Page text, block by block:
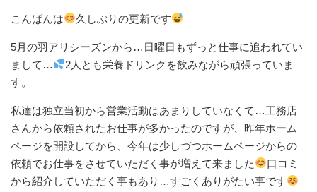
こんばんは 久しぶりの更新です
5月の羽アリシーズンから…日曜日もずっと仕事に追われてい
まして…
2人とも栄養ドリンクを飲みながら頑張っていま
す。
私達は独立当初から営業活動はあまりしていなくて…工務店
さんから依頼されたお仕事が多かったのですが、昨年ホーム
ページを開設してから、今年は少しづつホームページからの
依頼でお仕事をさせていただく事が増えて来ました
口コミ
から紹介していただく事もあり…すごくありがたい事です